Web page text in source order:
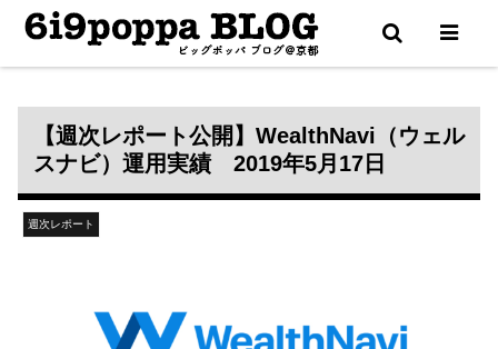
更新通知は X（Twitter） で配信中
【週次レポート公開】WealthNavi（ウェル
スナビ）運用実績 2019年5月17日
週次レポート